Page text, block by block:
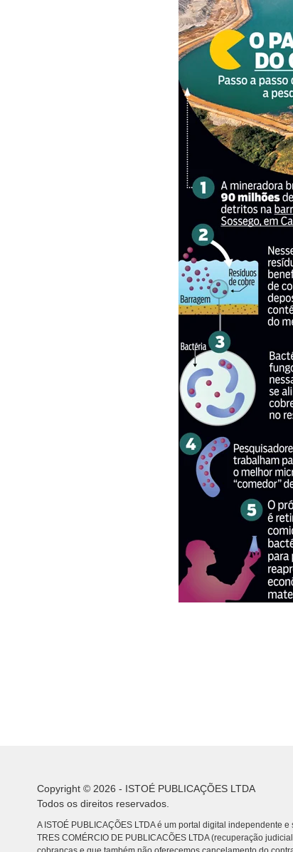
Copyright © 2026 - ISTOÉ PUBLICAÇÕES LTDA
Todos os direitos reservados.
A ISTOÉ PUBLICAÇÕES LTDA é um portal digital independente
TRES COMÉRCIO DE PUBLICACÕES LTDA (recuperação